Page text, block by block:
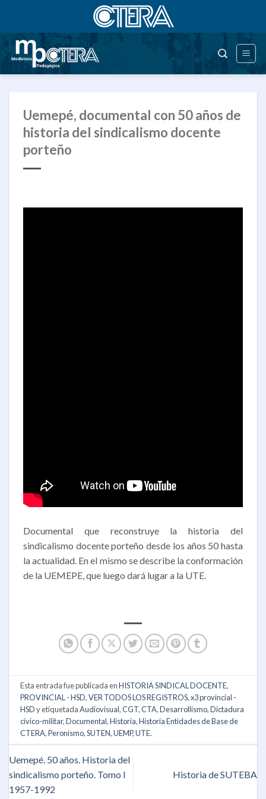
contenido
Uemepé, documental con 50 años de
historia del sindicalismo docente
porteño
Documental que reconstruye la historia del
sindicalismo docente porteño desde los años 50 hasta
la actualidad. En el mismo se describe la conformación
de la UEMEPE, que luego dará lugar a la UTE.
Esta entrada fue publicada enHISTORIA SINDICAL DOCENTE,
PROVINCIAL - HSD,VER TODOS LOS REGISTROS,x3 provincial -
HSDy etiquetadaAudiovisual,CGT,CTA,Desarrollismo,Dictadura
cívico-militar,Documental,Historia,Historia Entidades de Base de
CTERA,Peronismo,SUTEN,UEMP,UTE.
Uemepé. 50 años. Historia del
sindicalismo porteño. Tomo I
1957-1992
Historia de SUTEBA